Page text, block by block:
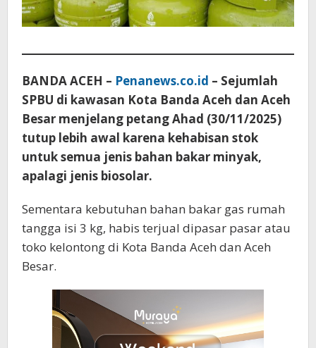
BANDA ACEH – Penanews.co.id – Sejumlah
SPBU di kawasan Kota Banda Aceh dan Aceh
Besar menjelang petang Ahad (30/11/2025)
tutup lebih awal karena kehabisan stok
untuk semua jenis bahan bakar minyak,
apalagi jenis biosolar.
Sementara kebutuhan bahan bakar gas rumah
tangga isi 3 kg, habis terjual dipasar pasar atau
toko kelontong di Kota Banda Aceh dan Aceh
Besar.